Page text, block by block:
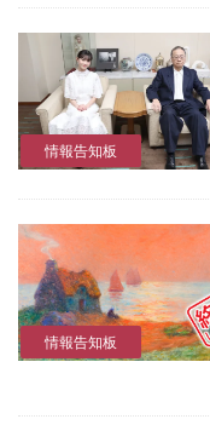
情報告知板
情報告知板